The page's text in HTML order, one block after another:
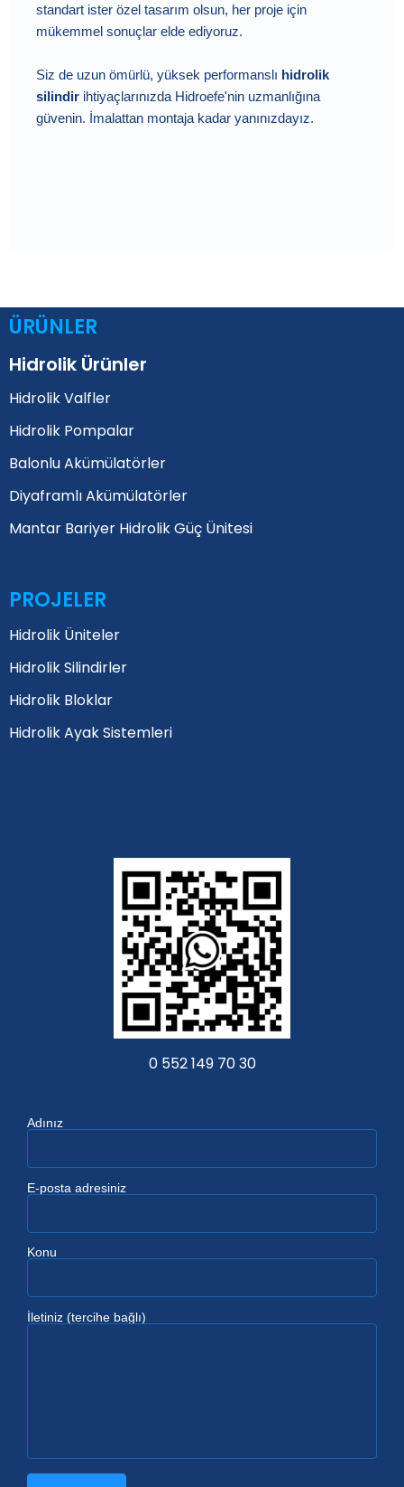
standart ister özel tasarım olsun, her proje için
mükemmel sonuçlar elde ediyoruz.
Siz de uzun ömürlü, yüksek performanslı hidrolik
silindir ihtiyaçlarınızda Hidroefe'nin uzmanlığına
güvenin. İmalattan montaja kadar yanınızdayız.
ÜRÜNLER
Hidrolik Ürünler
Hidrolik Valfler
Hidrolik Pompalar
Balonlu Akümülatörler
Diyaframlı Akümülatörler
Mantar Bariyer Hidrolik Güç Ünitesi
PROJELER
Hidrolik Üniteler
Hidrolik Silindirler
Hidrolik Bloklar
Hidrolik Ayak Sistemleri
0 552 149 70 30
Adınız
E-posta adresiniz
Konu
İletiniz (tercihe bağlı)